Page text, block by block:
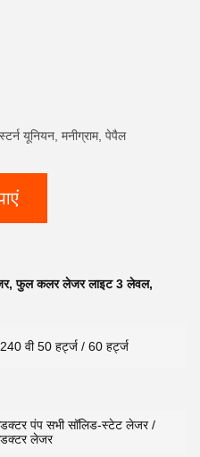
यूनियन, मनीग्राम, पेपैल
,फुल कलर लेजर लाइट 3 लेवल,
वी 50 हर्ट्ज / 60 हर्ट्ज
पंप सभी सॉलिड-स्टेट लेजर /
लेजर